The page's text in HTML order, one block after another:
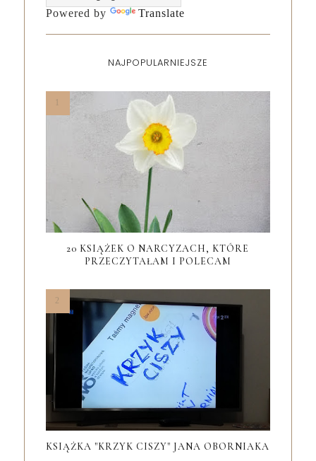
Powered by Translate
NAJPOPULARNIEJSZE
20 KSIĄŻEK O NARCYZACH, KTÓRE
PRZECZYTAŁAM I POLECAM
KSIĄŻKA "KRZYK CISZY" JANA OBORNIAKA